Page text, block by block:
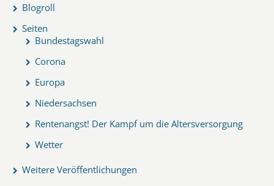
Blogroll
Seiten
Bundestagswahl
Corona
Europa
Niedersachsen
Rentenangst! Der Kampf um die Altersversorgung
Wetter
Weitere Veröffentlichungen